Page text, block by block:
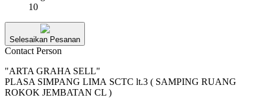
10
Selesaikan Pesanan
Contact Person
"ARTA GRAHA SELL"
PLASA SIMPANG LIMA SCTC lt.3 ( SAMPING RUANG
ROKOK JEMBATAN CL )